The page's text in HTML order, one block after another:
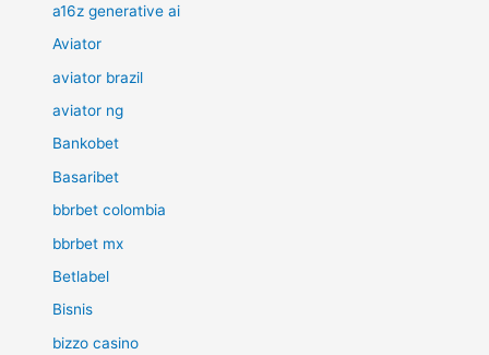
a16z generative ai
Aviator
aviator brazil
aviator ng
Bankobet
Basaribet
bbrbet colombia
bbrbet mx
Betlabel
Bisnis
bizzo casino